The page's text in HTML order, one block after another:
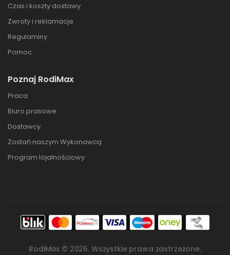
Czas i koszty dostawy
Zwroty i reklamacje
Regulaminy
Pomoc
Poznaj RodiMax
Praca
Biuro prasowe
Dostawcy
Zostań naszym Wykonawcą
Program lojalnościowy
RodiMax © 2026. Wszystkie prawa zastrzeżone.